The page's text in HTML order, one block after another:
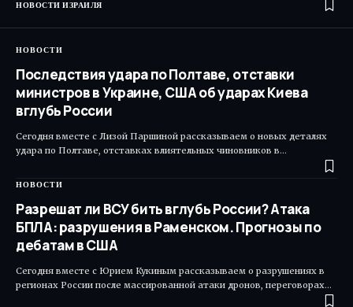
НОВОСТИ ИЗРАИЛЯ
НОВОСТИ
Последствия удара по Полтаве, отставки
министров в Украине, США об ударах Киева
вглубь России
Сегодня вместе с Лизой Паршиной рассказываем о новых деталях
удара по Полтаве, отставках влиятельных чиновников в…
НОВОСТИ
Разрешат ли ВСУ бить вглубь России? Атака
БПЛА: разрушения в Раменском. Прогнозы по
дебатам в США
Сегодня вместе с Юрием Кукиным рассказываем о разрушениях в
регионах России после массированной атаки дронов, переговорах…